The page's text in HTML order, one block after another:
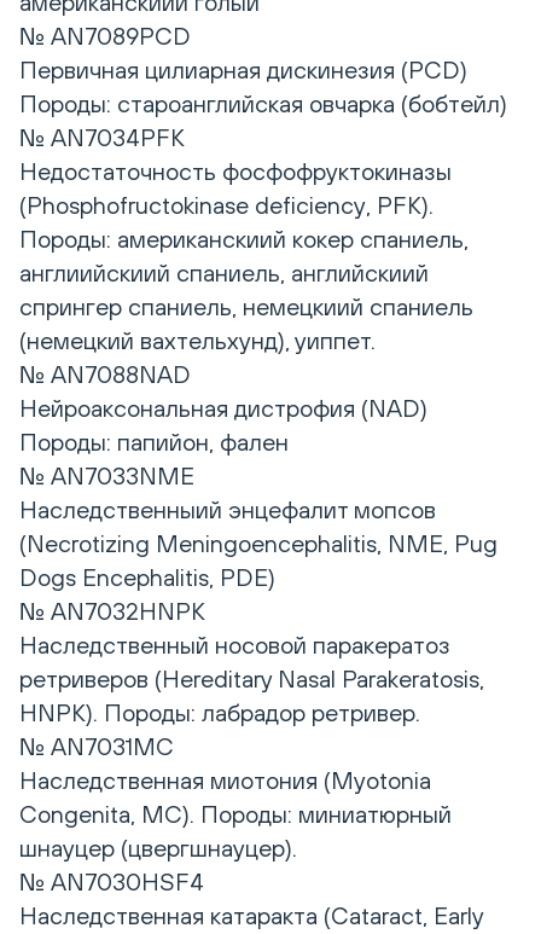
№ AN7089PCD
Первичная цилиарная дискинезия (PCD)
Породы: староанглийская овчарка (бобтейл)
№ AN7034PFK
Недостаточность фосфофруктокиназы
(Phosphofructokinase deficiency, PFK).
Породы: американскиий кокер спаниель,
англиийскиий спаниель, английскиий
спрингер спаниель, немецкиий спаниель
(немецкий вахтельхунд), уиппет.
№ AN7088NAD
Нейроаксональная дистрофия (NAD)
Породы: папийон, фален
№ AN7033NME
Наследственныий энцефалит мопсов
(Necrotizing Meningoencephalitis, NME, Pug
Dogs Encephalitis, PDE)
№ AN7032HNPK
Наследственный носовой паракератоз
ретриверов (Hereditary Nasal Parakeratosis,
HNPK). Породы: лабрадор ретривер.
№ AN7031MC
Наследственная миотония (Myotonia
Congenita, MC). Породы: миниатюрный
шнауцер (цвергшнауцер).
№ AN7030HSF4
Наследственная катаракта (Cataract, Еarly